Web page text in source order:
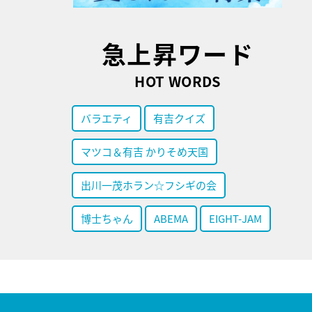
急上昇ワード
HOT WORDS
バラエティ 有吉クイズ
マツコ＆有吉 かりそめ天国
出川一茂ホラン☆フシギの会
博士ちゃん ABEMA EIGHT-JAM